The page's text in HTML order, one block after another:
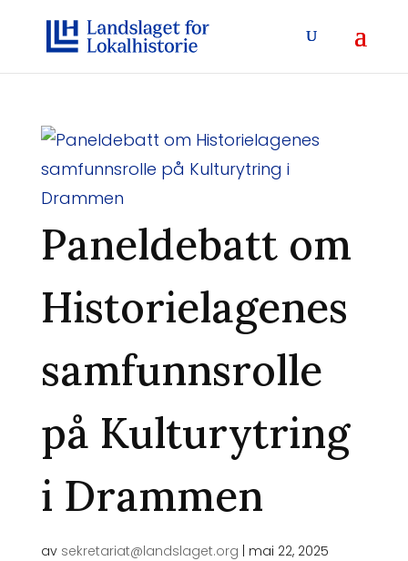
Paneldebatt om
Historielagenes
samfunnsrolle
på Kulturytring
i Drammen
av sekretariat@landslaget.org mai 22, 2025